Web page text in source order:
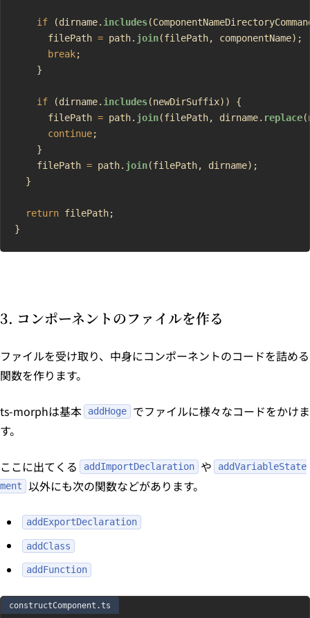
    if
(dirname. includes
      filePath
= path. join(filePath, componentName);
      break
;
    }
    if
(dirname. includes(newDirSuffix)) {
      filePath
= path. join(filePath, dirname. replace
      continue
;
    }
    filePath
= path. join(filePath, dirname);
  }
  return
filePath;
}
3. コンポーネントのファイルを作る
ファイルを受け取り、中身にコンポーネントのコードを詰める
関数を作ります。
ts-morphは基本 addHoge
でファイルに様々なコードをかけま
す。
ここに出てくる addImportDeclaration や
addVariableState
ment
以外にも次の関数などがあります。
addExportDeclaration
addClass
addFunction
constructComponent.ts